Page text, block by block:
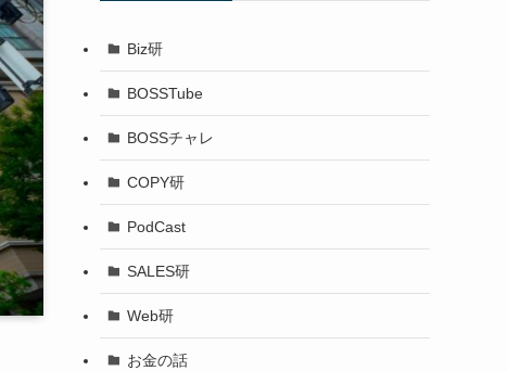
Biz研
BOSSTube
BOSSチャレ
COPY研
PodCast
SALES研
Web研
お金の話